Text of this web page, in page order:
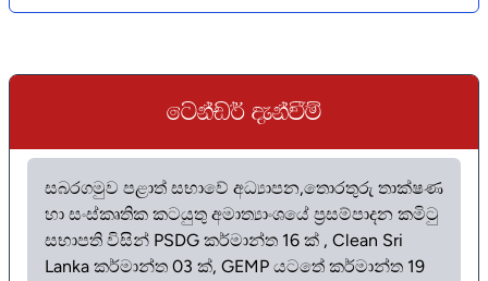
fgkav¾ ±kaùï
සබරගමුව පළාත් සභාවේ අධ්‍යාපන,තොරතුරු තාක්ෂණ
හා සංස්කෘතික කටයුතු අමාත්‍යාංශයේ ප්‍රසම්පාදන කමිටු
සභාපති විසින් PSDG කර්මාන්ත 16 ක් , Clean Sri
Lanka කර්මාන්ත 03 ක්, GEMP යටතේ කර්මාන්ත 19